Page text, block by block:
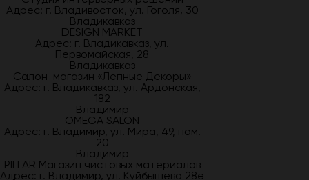
Адрес: г. Владивосток, ул. Гоголя, 30
Владикавказ
DESIGN MARKET
Адрес: г. Владикавказ, ул.
Первомайская, 28
Владикавказ
Салон-магазин «Лепные Декоры»
Адрес: г. Владикавказ, ул. Ардонская,
182
Владимир
OMEGA SALON
Адрес: г. Владимир, ул. Мира, 49, пом.
20
Владимир
PILLAR Магазин чистовых материалов
Адрес: г. Владимир, ул. Куйбышева 28е